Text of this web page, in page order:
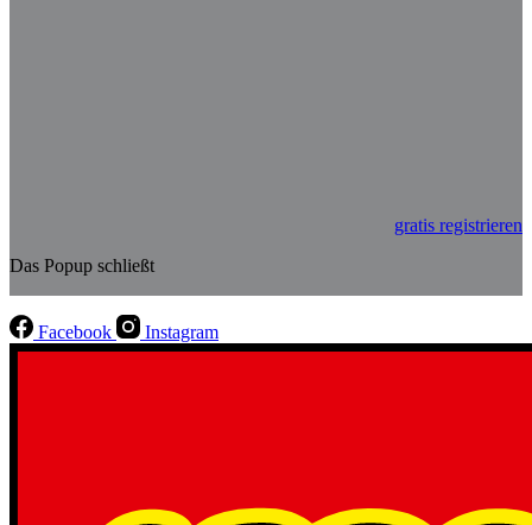
gratis registrieren
Das Popup schließt
Facebook Instagram